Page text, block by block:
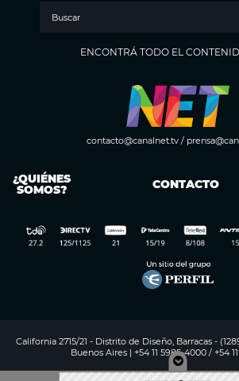
ENCONTRÁ TODO EL
contacto@canalnet.tv/
¿QUIÉNES
SOMOS? CONTACTO
California 2715/21 - Distrito de Diseño, Barracas -
Buenos Aires | +54 11 5985-4000 / +54